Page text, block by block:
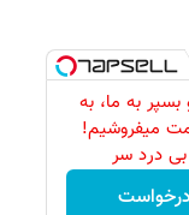
به ما، به
میفروشیم!
درد سر